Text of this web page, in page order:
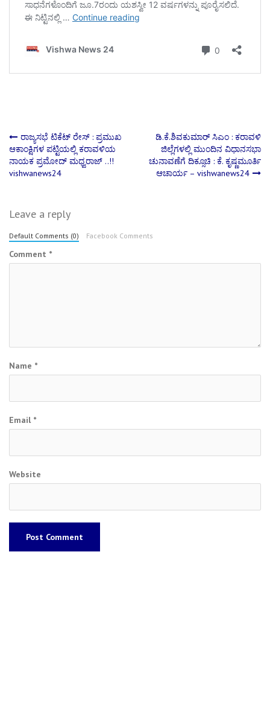
Post
navigation
ರಾಜ್ಯಸಭೆ ಟಿಕೆಟ್ ರೇಸ್‌ : ಪ್ರಮುಖ
ಆಕಾಂಕ್ಷಿಗಳ ಪಟ್ಟಿಯಲ್ಲಿ ಕರಾವಳಿಯ
ನಾಯಕ ಪ್ರಮೋದ್ ಮಧ್ವರಾಜ್ ..!!
vishwanews24
ಡಿ.ಕೆ.ಶಿವಕುಮಾರ್ ಸಿಎಂ : ಕರಾವಳಿ
ಜಿಲ್ಲೆಗಳಲ್ಲಿ ಮುಂದಿನ ವಿಧಾನಸಭಾ
ಚುನಾವಣೆಗೆ ದಿಕ್ಸೂಚಿ : ಕೆ. ಕೃಷ್ಣಮೂರ್ತಿ
ಆಚಾರ್ಯ – vishwanews24
Leave a reply
Default Comments (0) Facebook Comments
Comment *
Name *
Email *
Website